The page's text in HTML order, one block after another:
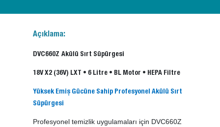
Açıklama:
DVC660Z Akülü Sırt Süpürgesi
18V X2 (36V) LXT • 6 Litre • BL Motor • HEPA Filtre
Yüksek Emiş Gücüne Sahip Profesyonel Akülü Sırt
Süpürgesi
Profesyonel temizlik uygulamaları için DVC660Z